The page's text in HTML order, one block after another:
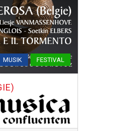
MUSIK FESTIVAL